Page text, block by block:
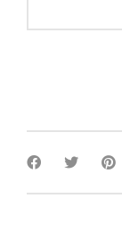
color
M)
quantity